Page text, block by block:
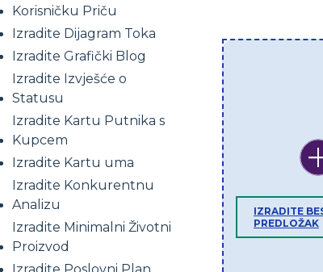
Korisničku Priču
Izradite Dijagram Toka
Izradite Grafički Blog
Izradite Izvješće o
Statusu
Izradite Kartu Putnika s
Kupcem
Izradite Kartu uma
Izradite Konkurentnu
Analizu
Izradite Minimalni Životni
Proizvod
IZRADITE
PREDLOŽAK